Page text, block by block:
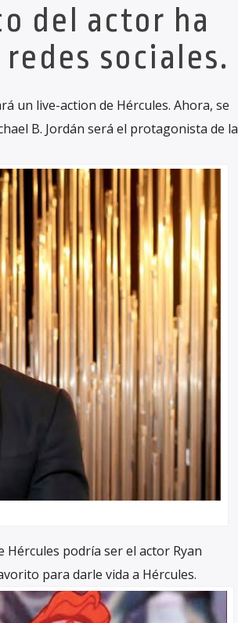
del actor ha
sociales.
un live-action de Hércules. Ahora, se
B. Jordán será el protagonista de la
Hércules podría ser el actor Ryan
para darle vida a Hércules.